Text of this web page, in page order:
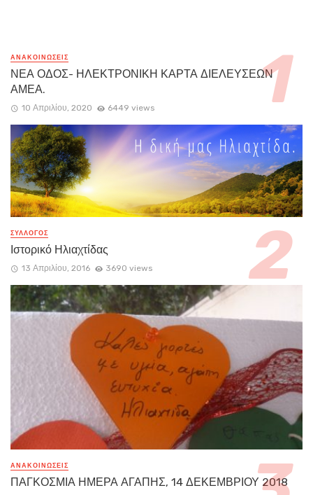
ΑΝΑΚΟΙΝΏΣΕΙΣ
ΝΕΑ ΟΔΟΣ- ΗΛΕΚΤΡΟΝΙΚΗ ΚΑΡΤΑ ΔΙΕΛΕΥΣΕΩΝ
ΑΜΕΑ.
10 Απριλίου, 2020 6449 views
ΣΥΛΛΟΓΟΣ
Ιστορικό Ηλιαχτίδας
13 Απριλίου, 2016 3690 views
ΑΝΑΚΟΙΝΏΣΕΙΣ
ΠΑΓΚΟΣΜΙΑ ΗΜΕΡΑ ΑΓΑΠΗΣ, 14 ΔΕΚΕΜΒΡΙΟΥ 2018